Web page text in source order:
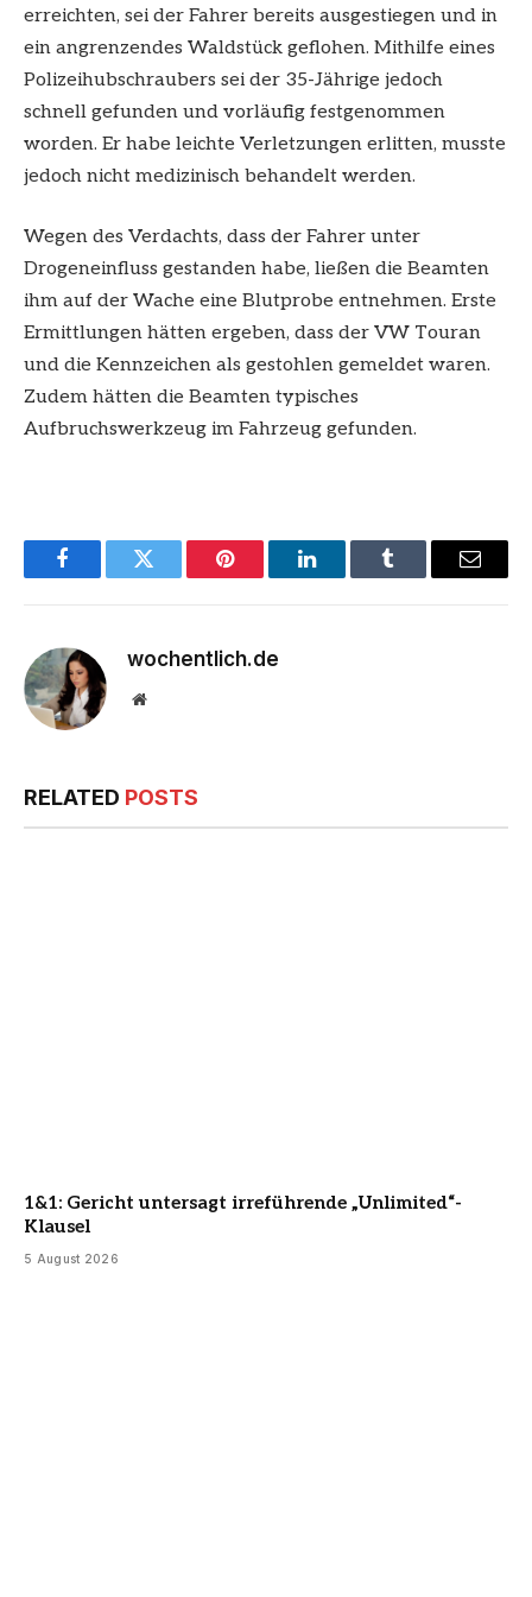
erreichten, sei der Fahrer bereits ausgestiegen und in
ein angrenzendes Waldstück geflohen. Mithilfe eines
Polizeihubschraubers sei der 35-Jährige jedoch
schnell gefunden und vorläufig festgenommen
worden. Er habe leichte Verletzungen erlitten, musste
jedoch nicht medizinisch behandelt werden.
Wegen des Verdachts, dass der Fahrer unter
Drogeneinfluss gestanden habe, ließen die Beamten
ihm auf der Wache eine Blutprobe entnehmen. Erste
Ermittlungen hätten ergeben, dass der VW Touran
und die Kennzeichen als gestohlen gemeldet waren.
Zudem hätten die Beamten typisches
Aufbruchswerkzeug im Fahrzeug gefunden.
FacebookTwitter Pinterest LinkedInTumblr Email
wochentlich.de
Website
RELATED POSTS
1&1: Gericht untersagt irreführende „Unlimited“-
Klausel
5 August 2026